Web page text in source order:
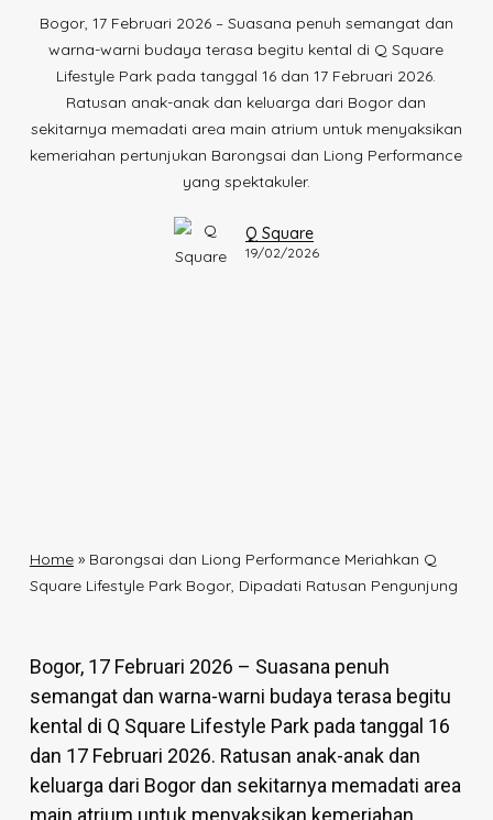
Bogor, 17 Februari 2026 – Suasana penuh semangat dan
warna-warni budaya terasa begitu kental di Q Square
Lifestyle Park pada tanggal 16 dan 17 Februari 2026.
Ratusan anak-anak dan keluarga dari Bogor dan
sekitarnya memadati area main atrium untuk menyaksikan
kemeriahan pertunjukan Barongsai dan Liong Performance
yang spektakuler.
Q Square
19/02/2026
Home» Barongsai dan Liong Performance Meriahkan Q
Square Lifestyle Park Bogor, Dipadati Ratusan Pengunjung
Bogor, 17 Februari 2026 – Suasana penuh
semangat dan warna-warni budaya terasa begitu
kental di Q Square Lifestyle Park pada tanggal 16
dan 17 Februari 2026. Ratusan anak-anak dan
keluarga dari Bogor dan sekitarnya memadati area
main atrium untuk menyaksikan kemeriahan